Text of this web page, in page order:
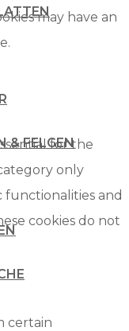
& FELGEN
may have an
for the
only
functionalities and
cookies do not
certain